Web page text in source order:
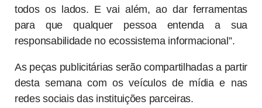
todos os lados. E vai além, ao dar ferramentas
para que qualquer pessoa entenda a sua
responsabilidade no ecossistema informacional”.
As peças publicitárias serão compartilhadas a partir
desta semana com os veículos de mídia e nas
redes sociais das instituições parceiras.